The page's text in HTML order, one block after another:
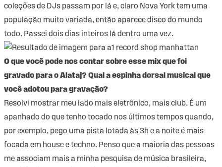
coleções de DJs passam por lá e, claro Nova York tem uma
população muito variada, então aparece disco do mundo
todo. Passei dois dias inteiros lá dentro uma vez.
O que você pode nos contar sobre esse mix que foi
gravado para o Alataj? Qual a espinha dorsal musical que
você adotou para gravação?
Resolvi mostrar meu lado mais eletrônico, mais club. É um
apanhado do que tenho tocado nos últimos tempos quando,
por exemplo, pego uma pista lotada às 3h e a noite é mais
focada em house e techno. Penso que a maioria das pessoas
me associam mais a minha pesquisa de música brasileira,